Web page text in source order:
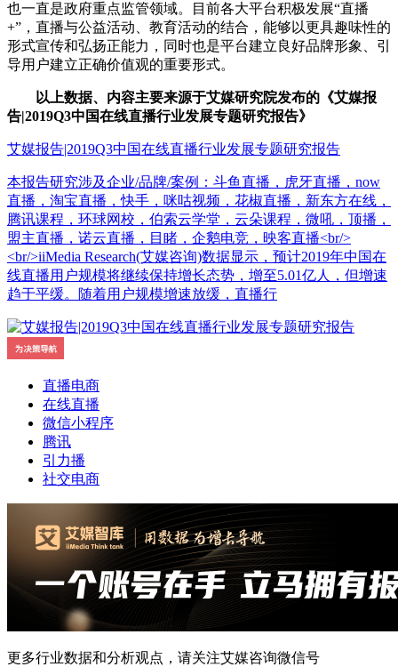
也一直是政府重点监管领域。目前各大平台积极发展“直播
+”，直播与公益活动、教育活动的结合，能够以更具趣味性的
形式宣传和弘扬正能力，同时也是平台建立良好品牌形象、引
导用户建立正确价值观的重要形式。
以上数据、内容主要来源于艾媒研究院发布的《艾媒报
告|2019Q3中国在线直播行业发展专题研究报告》
艾媒报告|2019Q3中国在线直播行业发展专题研究报告
本报告研究涉及企业/品牌/案例：斗鱼直播，虎牙直播，now
直播，淘宝直播，快手，咪咕视频，花椒直播，新东方在线，
腾讯课程，环球网校，伯索云学堂，云朵课程，微吼，顶播，
盟主直播，诺云直播，目睹，企鹅电竞，映客直播<br/>
<br/>iiMedia Research(艾媒咨询)数据显示，预计2019年中国在
线直播用户规模将继续保持增长态势，增至5.01亿人，但增速
趋于平缓。随着用户规模增速放缓，直播行
直播电商
在线直播
微信小程序
腾讯
引力播
社交电商
更多行业数据和分析观点，请关注艾媒咨询微信号